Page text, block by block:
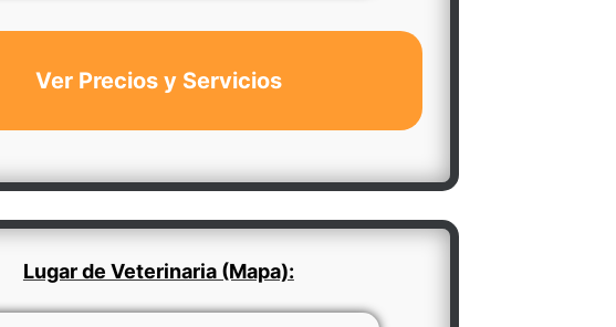
Ver Precios y Servicios
Lugar de Veterinaria (Mapa):